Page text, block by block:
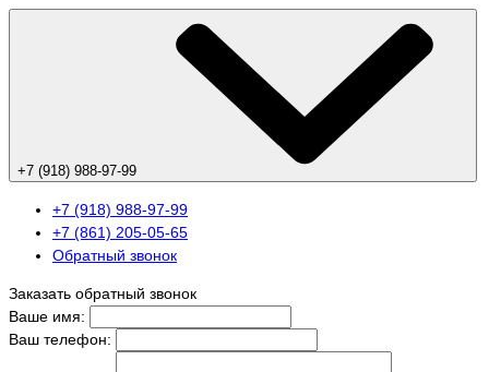
+7 (918) 988-97-99
+7 (918) 988-97-99
+7 (861) 205-05-65
Обратный звонок
Заказать обратный звонок
Ваше имя:
Ваш телефон: